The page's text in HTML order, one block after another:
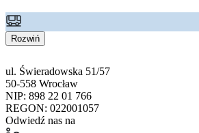
Rozwiń
ul. Świeradowska 51/57
50-558 Wrocław
NIP: 898 22 01 766
REGON: 022001057
Odwiedź nas na